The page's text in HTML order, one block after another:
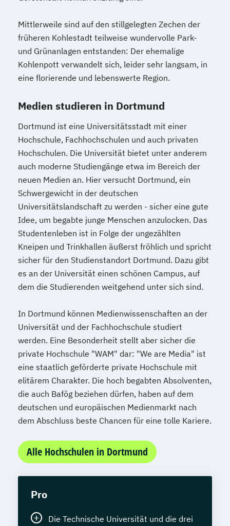
Mittlerweile sind auf den stillgelegten Zechen der
früheren Kohlestadt teilweise wundervolle Park-
und Grünanlagen entstanden: Der ehemalige
Kohlenpott verwandelt sich, leider sehr langsam, in
eine florierende und lebenswerte Region.
Medien studieren in Dortmund
Dortmund ist eine Universitätsstadt mit einer
Hochschule, Fachhochschulen und auch privaten
Hochschulen. Die Universität bietet unter anderem
auch moderne Studiengänge etwa im Bereich der
neuen Medien an. Hier versucht Dortmund, ein
Schwergewicht in der deutschen
Universitätslandschaft zu werden - sicher eine gute
Idee, um begabte junge Menschen anzulocken. Das
Studentenleben ist in Folge der ungezählten
Kneipen und Trinkhallen äußerst fröhlich und spricht
sicher für den Studienstandort Dortmund. Dazu gibt
es an der Universität einen schönen Campus, auf
dem die Studierenden weitgehend unter sich sind.
In Dortmund können Medienwissenschaften an der
Universität und der Fachhochschule studiert
werden. Eine Besonderheit stellt aber sicher die
private Hochschule "WAM" dar: "We are Media" ist
eine staatlich geförderte private Hochschule mit
elitärem Charakter. Die hoch begabten Absolventen,
die auch Bafög beziehen dürfen, haben auf dem
deutschen und europäischen Medienmarkt nach
dem Abschluss beste Chancen für eine tolle Kariere.
Alle Hochschulen in Dortmund
Pro
Die Technische Universität und die drei